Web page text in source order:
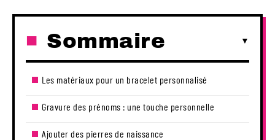
Sommaire
Les matériaux pour un bracelet personnalisé
Gravure des prénoms : une touche personnelle
Ajouter des pierres de naissance